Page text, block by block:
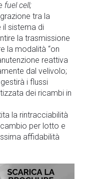
fuel cell;
tra la
il sistema di
la trasmissione
la modalità “on
reattiva
dal velivolo;
i flussi
dei ricambi in
la rintracciabilità
per lotto e
affidabilità